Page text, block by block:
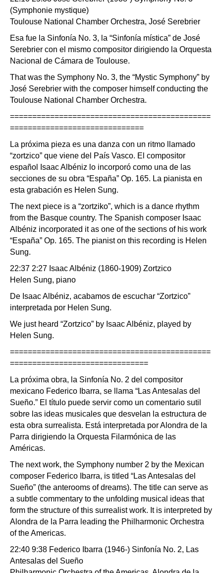
(Symphonie mystique)
Toulouse National Chamber Orchestra, José Serebrier
Esa fue la Sinfonía No. 3, la “Sinfonía mística” de José
Serebrier con el mismo compositor dirigiendo la Orquesta
Nacional de Cámara de Toulouse.
That was the Symphony No. 3, the “Mystic Symphony” by
José Serebrier with the composer himself conducting the
Toulouse National Chamber Orchestra.
=============================================
==============================
La próxima pieza es una danza con un ritmo llamado
“zortzico” que viene del País Vasco. El compositor
español Isaac Albéniz lo incorporó como una de las
secciones de su obra “España” Op. 165. La pianista en
esta grabación es Helen Sung.
The next piece is a “zortziko”, which is a dance rhythm
from the Basque country. The Spanish composer Isaac
Albéniz incorporated it as one of the sections of his work
“España” Op. 165. The pianist on this recording is Helen
Sung.
22:37 2:27 Isaac Albéniz (1860-1909) Zortzico
Helen Sung, piano
De Isaac Albéniz, acabamos de escuchar “Zortzico”
interpretada por Helen Sung.
We just heard “Zortzico” by Isaac Albéniz, played by
Helen Sung.
=============================================
===============================
La próxima obra, la Sinfonía No. 2 del compositor
mexicano Federico Ibarra, se llama “Las Antesalas del
Sueño.” El título puede servir como un comentario sutil
sobre las ideas musicales que desvelan la estructura de
esta obra surrealista. Está interpretada por Alondra de la
Parra dirigiendo la Orquesta Filarmónica de las
Américas.
The next work, the Symphony number 2 by the Mexican
composer Federico Ibarra, is titled “Las Antesalas del
Sueño” (the anterooms of dreams). The title can serve as
a subtle commentary to the unfolding musical ideas that
form the structure of this surrealist work. It is interpreted by
Alondra de la Parra leading the Philharmonic Orchestra
of the Americas.
22:40 9:38 Federico Ibarra (1946-) Sinfonía No. 2, Las
Antesalas del Sueño